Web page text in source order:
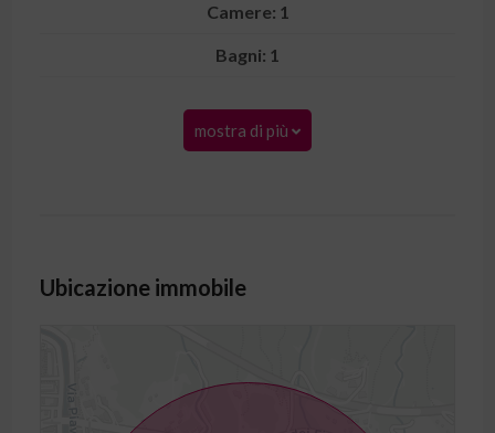
Camere: 1
Bagni: 1
mostra di più
Ubicazione immobile